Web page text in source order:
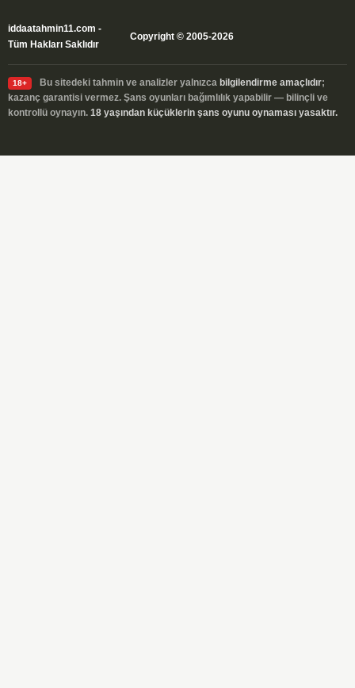
iddaatahmin11.com -
Tüm Hakları Saklıdır
Copyright © 2005-2026
18+ Bu sitedeki tahmin ve analizler yalnızca bilgilendirme amaçlıdır;
kazanç garantisi vermez. Şans oyunları bağımlılık yapabilir — bilinçli ve
kontrollü oynayın. 18 yaşından küçüklerin şans oyunu oynaması yasaktır.